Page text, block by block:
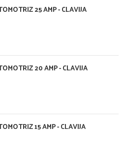
25 AMP - CLAVIJA
20 AMP - CLAVIJA
15 AMP - CLAVIJA